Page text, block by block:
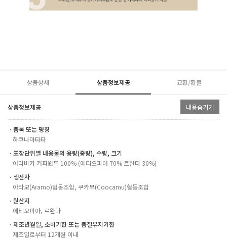
상품상세 상품정보제공 교환/환불
상품정보제공 내용숨기기
ㆍ품목 또는 명칭
하쿠나마타타
ㆍ포장단위별 내용물의 용량(중량), 수량, 크기
아라비카 커피원두 100% (에티오피아 70% 르완다 30%)
ㆍ생산자
아라모(Aramo)협동조합, 쿠카무(Coocamu)협동조합
ㆍ원산지
에티오피아, 르완다
ㆍ제조년월일, 소비기한 또는 품질유지기한
제조일로부터 12개월 이내